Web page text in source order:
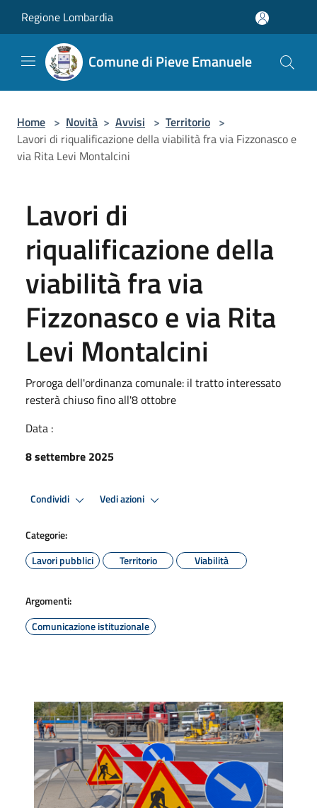
Regione Lombardia
Comune di Pieve Emanuele
Home > Novità > Avvisi > Territorio >
Lavori di riqualificazione della viabilità fra via Fizzonasco e
via Rita Levi Montalcini
Lavori di
riqualificazione della
viabilità fra via
Fizzonasco e via Rita
Levi Montalcini
Proroga dell'ordinanza comunale: il tratto interessato
resterà chiuso fino all'8 ottobre
Data :
8 settembre 2025
Condividi Vedi azioni
Categorie:
Lavori pubblici
Territorio Viabilità
Argomenti:
Comunicazione istituzionale